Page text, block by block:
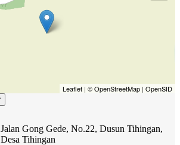
Leaflet | © OpenStreetMap | OpenSID
Jalan Gong Gede, No.22, Dusun Tihingan,
Desa Tihingan